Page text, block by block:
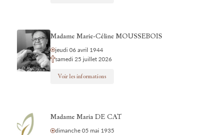
Madame Marie-Céline MOUSSEBOIS
jeudi 06 avril 1944
samedi 25 juillet 2026
Voir les informations
Madame Maria DE CAT
dimanche 05 mai 1935